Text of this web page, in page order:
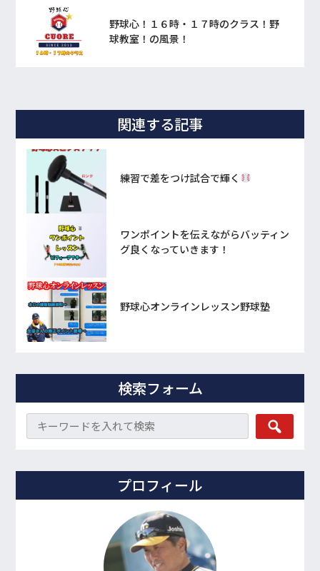
野球心！１６時・１７時のクラス！野
球教室！の風景！
関連する記事
練習で差をつけ試合で輝く
ワンポイントを伝えながらバッティン
グ良くなっていきます！
野球心オンラインレッスン野球塾
検索フォーム
プロフィール